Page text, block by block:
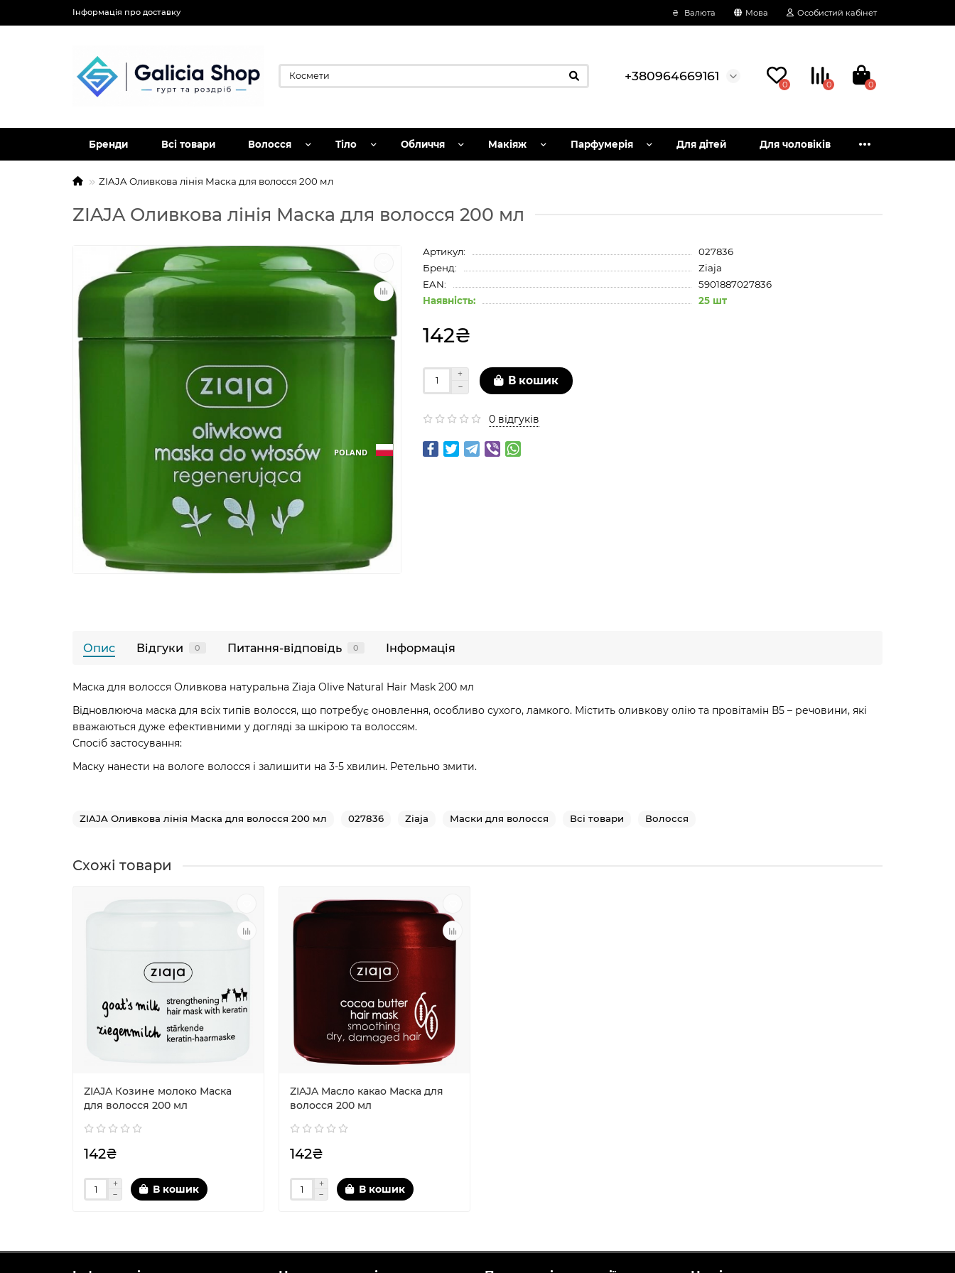
Інформація про доставку ₴ Валюта Мова Особистий кабінет
+380964669161
0 0 0
Бренди Всі товари Волосся Тіло Обличчя Макіяж Парфумерія Для дітей Для чоловіків
ZIAJA Оливкова лінія Маска для волосся 200 мл
ZIAJA Оливкова лінія Маска для волосся 200 мл
POLAND
Артикул:
027836
Бренд:
Ziaja
EAN:
5901887027836
Наявність:
25 шт
142₴
В кошик
0 відгуків
Опис Відгуки 0 Питання-відповідь 0 Інформація
Маска для волосся Оливкова натуральна Ziaja Olive Natural Hair Mask 200 мл
Відновлююча маска для всіх типів волосся, що потребує оновлення, особливо сухого, ламкого. Містить оливкову олію та провітамін В5 – речовини, які
вважаються дуже ефективними у догляді за шкірою та волоссям.
Спосіб застосування:
Маску нанести на вологе волосся і залишити на 3-5 хвилин. Ретельно змити.
ZIAJA Оливкова лінія Маска для волосся 200 мл 027836 Ziaja Маски для волосся Всі товари Волосся
Схожі товари
ZIAJA Козине молоко Маска
для волосся 200 мл
142₴
В кошик
ZIAJA Масло какао Маска для
волосся 200 мл
142₴
В кошик